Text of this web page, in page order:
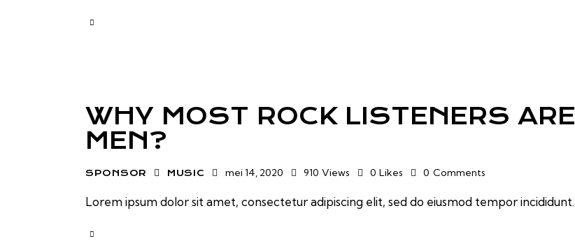
WHY MOST ROCK LISTENERS ARE
MEN?
SPONSOR MUSIC mei 14, 2020 910 Views 0 Likes 0 Comments
Lorem ipsum dolor sit amet, consectetur adipiscing elit, sed do eiusmod tempor incididunt.